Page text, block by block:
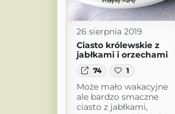
26 sierpnia 2019
Ciasto królewskie z
jabłkami i orzechami
74 1
Może mało wakacyjne
ale bardzo smaczne
ciasto z jabłkami,